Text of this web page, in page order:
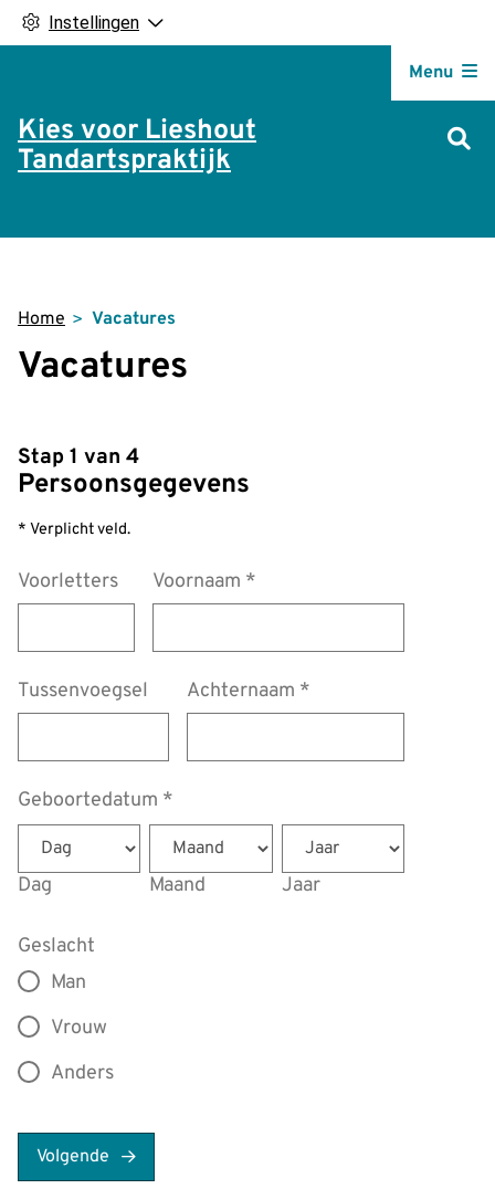
Instellingen
Kies voor Lieshout
Tandartspraktijk
Menu
Home Vacatures
Vacatures
Stap 1 van 4
Persoonsgegevens
* Verplicht veld.
Voorletters Voornaam *
Tussenvoegsel Achternaam *
Geboortedatum *
Dag Maand Jaar
Geslacht
Man
Vrouw
Anders
Volgende